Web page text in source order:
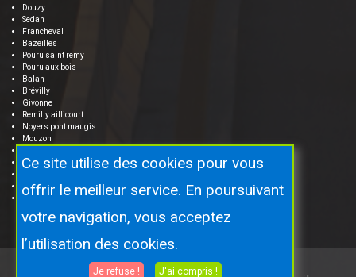
Douzy
Sedan
Francheval
Bazeilles
Pouru saint remy
Pouru aux bois
Balan
Brévilly
Givonne
Remilly aillicourt
Noyers pont maugis
Mouzon
Haraucourt
Mairy
Thelonne
Ce site utilise des cookies pour vous
offrir le meilleur service. En poursuivant
votre navigation, vous acceptez
l’utilisation des cookies.
Je refuse ! J'ai compris !